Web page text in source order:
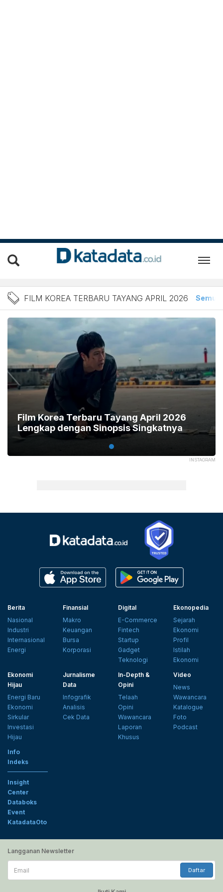
Berita film Korea terbaru
FILM KOREA TERBARU TAYANG APRIL 2026 Semua
INSTAGRAM
Film Korea Terbaru Tayang April 2026
Lengkap dengan Sinopsis Singkatnya
Berita
Nasional
Industri
Internasional
Energi
Finansial
Makro
Keuangan
Bursa
Korporasi
Digital
E-Commerce
Fintech
Startup
Gadget
Teknologi
Ekonopedia
Sejarah
Ekonomi
Profil
Istilah
Ekonomi
Ekonomi
Hijau
Energi Baru
Ekonomi
Sirkular
Investasi
Hijau
Jurnalisme
Data
Infografik
Analisis
Cek Data
In-Depth &
Opini
Telaah
Opini
Wawancara
Laporan
Khusus
Video
News
Wawancara
Katalogue
Foto
Podcast
Info
Indeks
Insight
Center
Databoks
Event
KatadataOto
Langganan Newsletter
Email
Daftar